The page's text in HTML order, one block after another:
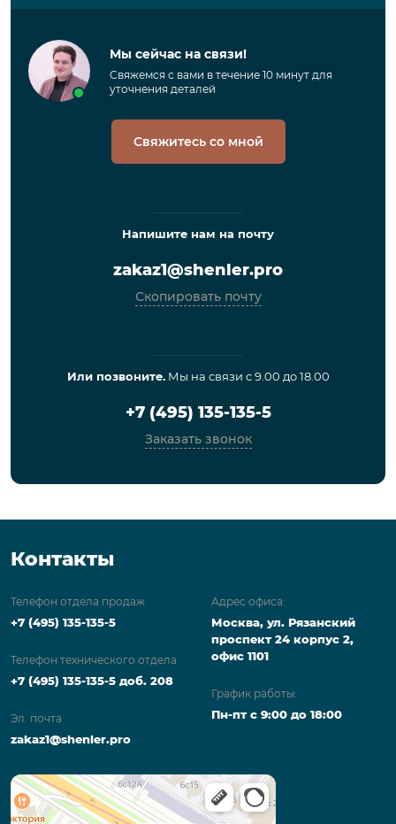
Мы сейчас на связи!
Свяжемся с вами в течение 10 минут для
уточнения деталей
Свяжитесь со мной
Напишите нам на почту
zakaz1@shenler.pro
Скопировать почту
Или позвоните.Мы на связи с 9.00 до 18.00
+7 (495) 135-135-5
Заказать звонок
Контакты
Телефон отдела продаж
+7 (495) 135-135-5
Телефон технического отдела
+7 (495) 135-135-5 доб. 208
Эл. почта
zakaz1@shenler.pro
Адрес офиса:
Москва, ул. Рязанский
проспект 24 корпус 2,
офис 1101
График работы:
Пн-пт с 9:00 до 18:00